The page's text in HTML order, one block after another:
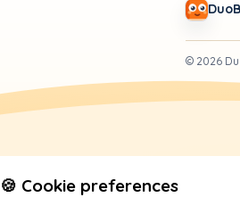
© 2026
🍪 Cookie preferences